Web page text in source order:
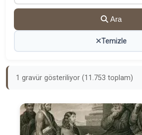
Ara
Temizle
1 gravür gösteriliyor (11.753 toplam)